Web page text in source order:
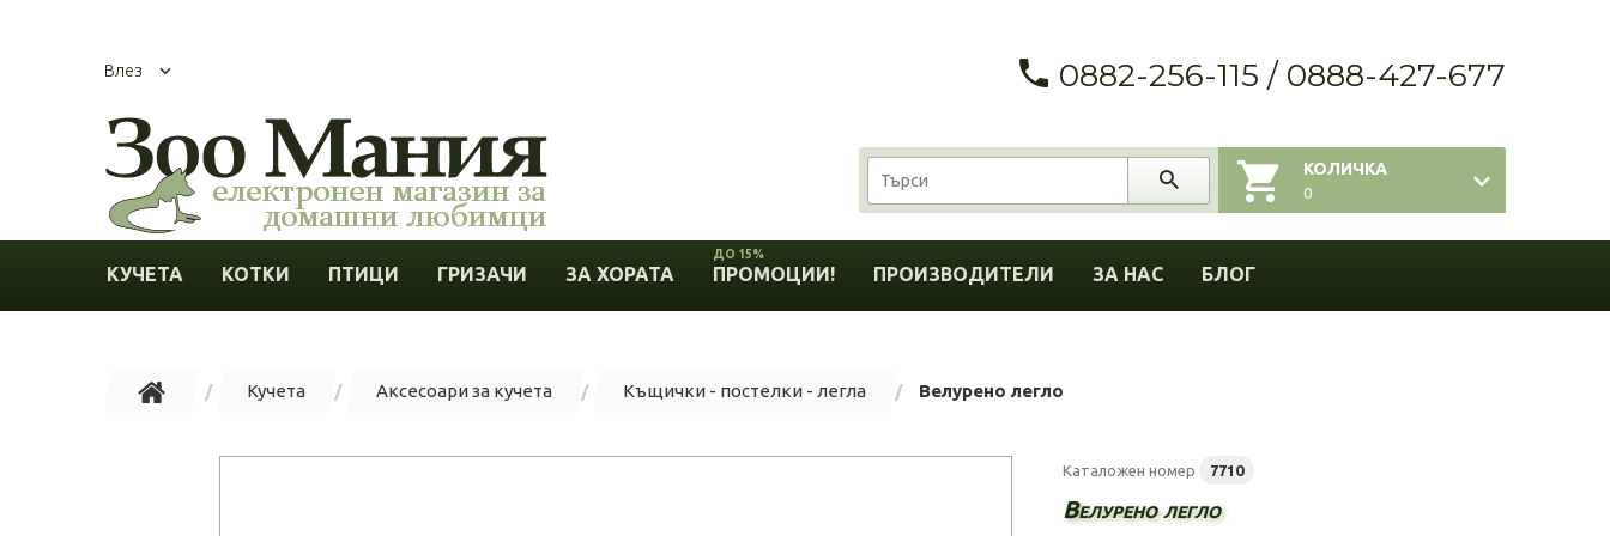
Влез 0882-256-115 / 0888-427-677
КОЛИЧКА
0
КУЧЕТА КОТКИ ПТИЦИ ГРИЗАЧИ ЗА ХОРАТА ПРОМОЦИИ!
ДО 15%
ПРОИЗВОДИТЕЛИ ЗА НАС БЛОГ
Кучета Аксесоари за кучета Къщички - постелки - легла Велурено легло
Каталожен номер 7710
Велурено легло